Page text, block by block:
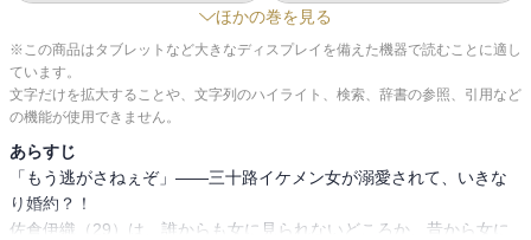
ほかの巻を見る
※この商品はタブレットなど大きなディスプレイを備えた機器で読むことに適し
ています。
文字だけを拡大することや、文字列のハイライト、検索、辞書の参照、引用など
の機能が使用できません。
あらすじ
「もう逃がさねぇぞ」――三十路イケメン女が溺愛されて、いきな
り婚約？！
佐倉伊織（29）は、誰からも女に見られないどころか、昔から女に